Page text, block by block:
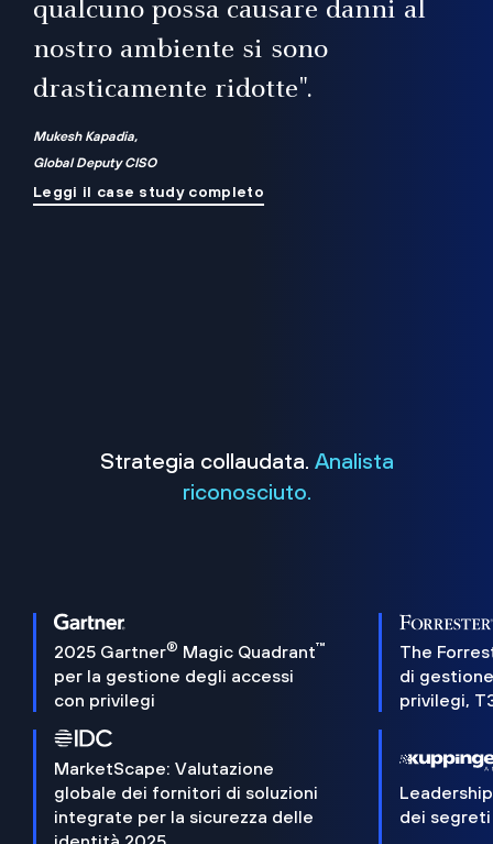
qualcuno possa causare danni al
nostro ambiente si sono
drasticamente ridotte".
Mukesh Kapadia,
Global Deputy CISO
Leggi il case study completo
Strategia collaudata. Analista
riconosciuto.
2025 Gartner® Magic Quadrant™
per la gestione degli accessi
con privilegi
The
di
privilegi,
MarketScape: Valutazione
globale dei fornitori di soluzioni
integrate per la sicurezza delle
dei segreti